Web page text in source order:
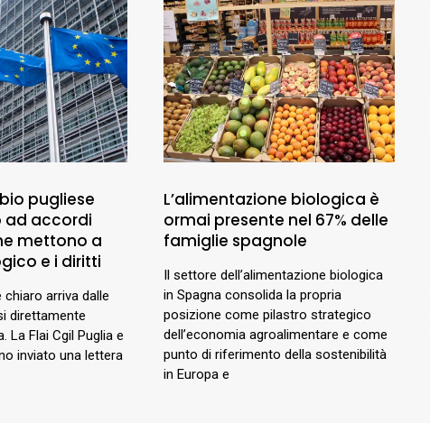
pugliese
ad accordi
mettono a
e i diritti
arriva dalle
direttamente
La Flai Cgil Puglia e
inviato una lettera
L’alimentazione biologica è
ormai presente nel 67% delle
famiglie spagnole
Il settore dell’alimentazione biologica
in Spagna consolida la propria
posizione come pilastro strategico
dell’economia agroalimentare e come
punto di riferimento della sostenibilità
in Europa e